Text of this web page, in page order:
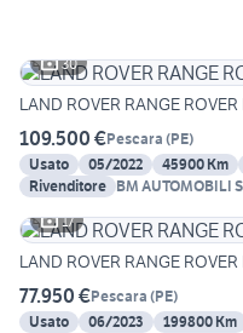
30
LAND ROVER RANGE
109.500 €Pescara (PE)
Usato
05/2022 45900 Km
Rivenditore BM AUTOMOBILI
17
LAND ROVER RANGE
77.950 €Pescara (PE)
Usato
06/2023 199800 Km